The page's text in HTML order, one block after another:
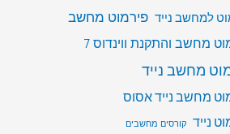
למחשב נייד פירמוט מחשב
מחשב והתקנת ווינדוס 7
מחשב נייד
מחשב נייד אסוס
נייד קורסים מחשבים